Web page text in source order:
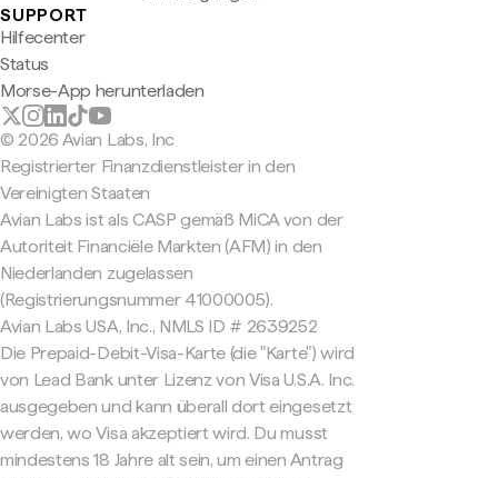
SUPPORT
Hilfecenter
Status
Morse-App herunterladen
© 2026 Avian Labs, Inc
Registrierter Finanzdienstleister in den
Vereinigten Staaten
Avian Labs ist als CASP gemäß MiCA von der
Autoriteit Financiële Markten (AFM) in den
Niederlanden zugelassen
(Registrierungsnummer 41000005).
Avian Labs USA, Inc., NMLS ID # 2639252
Die Prepaid-Debit-Visa-Karte (die "Karte") wird
von Lead Bank unter Lizenz von Visa U.S.A. Inc.
ausgegeben und kann überall dort eingesetzt
werden, wo Visa akzeptiert wird. Du musst
mindestens 18 Jahre alt sein, um einen Antrag